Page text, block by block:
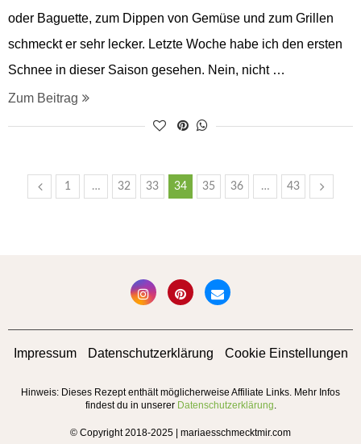
oder Baguette, zum Dippen von Gemüse und zum Grillen
schmeckt er sehr lecker. Letzte Woche habe ich den ersten
Schnee in dieser Saison gesehen. Nein, nicht …
Zum Beitrag
1 … 32 33 34 35 36 … 43
Impressum Datenschutzerklärung Cookie Einstellungen
Hinweis: Dieses Rezept enthält möglicherweise Affiliate Links. Mehr Infos
findest du in unserer Datenschutzerklärung.
© Copyright 2018-2025 | mariaesschmecktmir.com